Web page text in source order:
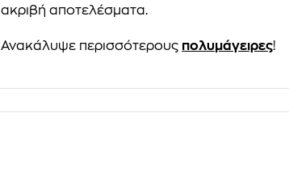
ακριβή αποτελέσματα.
Ανακάλυψε περισσότερους πολυμάγειρες!